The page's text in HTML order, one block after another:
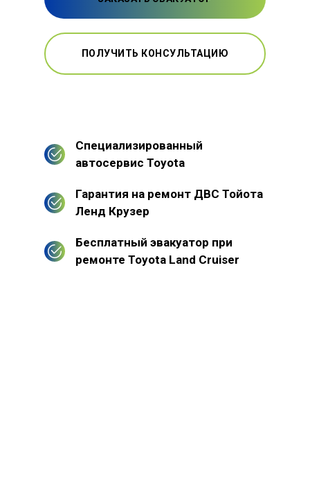
ПОЛУЧИТЬ КОНСУЛЬТАЦИЮ
Специализированный
автосервис Toyota
Гарантия на ремонт ДВС Тойота
Ленд Крузер
Бесплатный эвакуатор при
ремонте Toyota Land Cruiser